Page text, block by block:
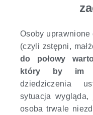
Osoby
(czyli zstępni,
do połowy
który by im
dziedziczenia
sytuacja
osoba trwale